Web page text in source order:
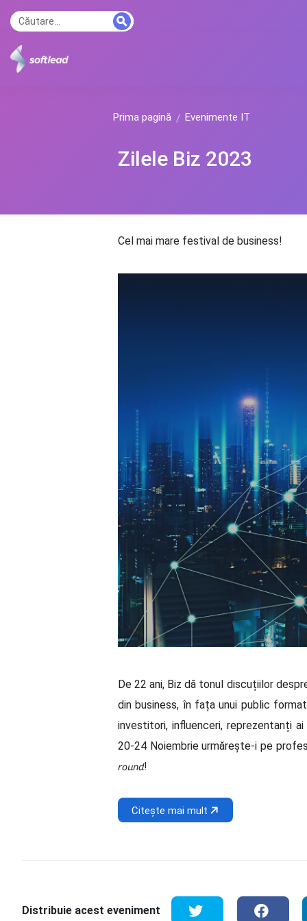
Prima pagină Evenimente IT
Zilele Biz 2023
Cel mai mare festival de business!
De 22 ani, Biz dă tonul discuțiilor
din business, în fața unui public
investitori, influenceri, reprezentanți ai
20-24 Noiembrie urmărește-i pe
𝘳𝘰𝘶𝘯𝘥!
Citește mai mult
Distribuie acest eveniment